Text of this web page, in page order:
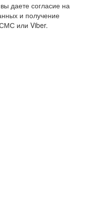
даете согласие на
и получение
или Viber.